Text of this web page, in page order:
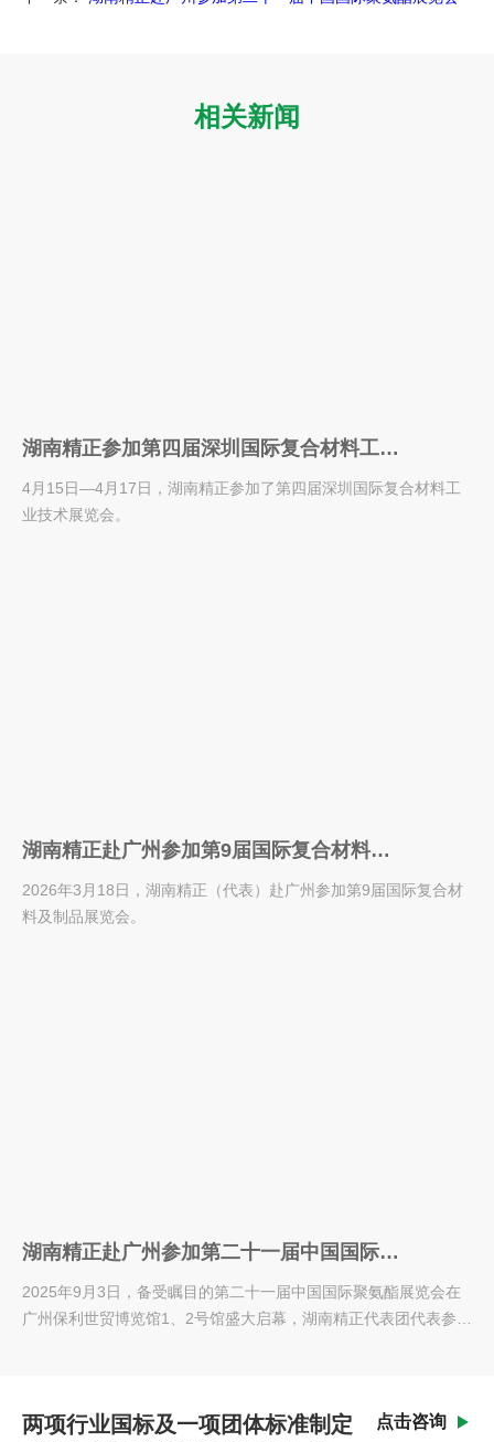
相关新闻
湖南精正参加第四届深圳国际复合材料工业
技术展览会
4月15日—4月17日，湖南精正参加了第四届深圳国际复合材料工
业技术展览会。
湖南精正赴广州参加第9届国际复合材料及
制品展览会
2026年3月18日，湖南精正（代表）赴广州参加第9届国际复合材
料及制品展览会。
湖南精正赴广州参加第二十一届中国国际聚
氨酯展览会
2025年9月3日，备受瞩目的第二十一届中国国际聚氨酯展览会在
广州保利世贸博览馆1、2号馆盛大启幕，湖南精正代表团代表参加
两项行业国标及一项团体标准制定
点击咨询